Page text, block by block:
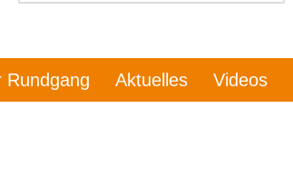
Rundgang Aktuelles Videos